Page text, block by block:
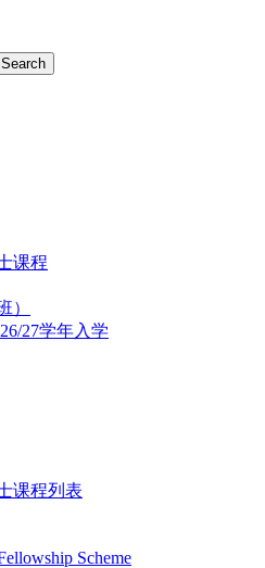
Search
课程
）
27学年入学
课程列表
Scheme